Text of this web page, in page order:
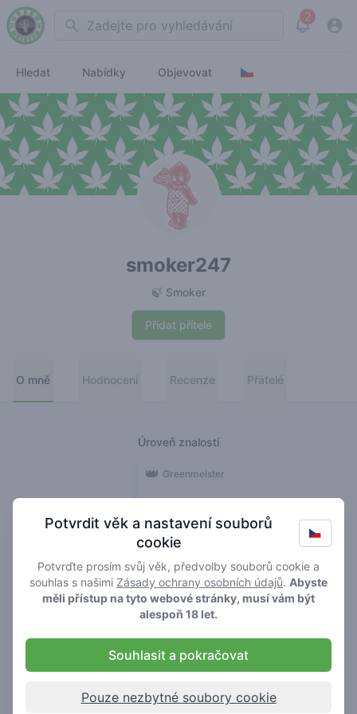
Search 2
View
Hledat Nabídky Objevovat
smoker247
🍃 Smoker
Přidat přítele
O mně Hodnocení Recenze Přátelé
Úroveň znalostí
🍃 Smoker
🌱 Roller
🥦 Stoner
👑 Greenmeister
Recenze
Potvrdit věk a nastavení souborů
cookie
Potvrďte prosím svůj věk, předvolby souborů cookie a
souhlas s našimi Zásady ochrany osobních údajů. Abyste
měli přístup na tyto webové stránky, musí vám být
alespoň 18 let.
Souhlasit a pokračovat
Pouze nezbytné soubory cookie